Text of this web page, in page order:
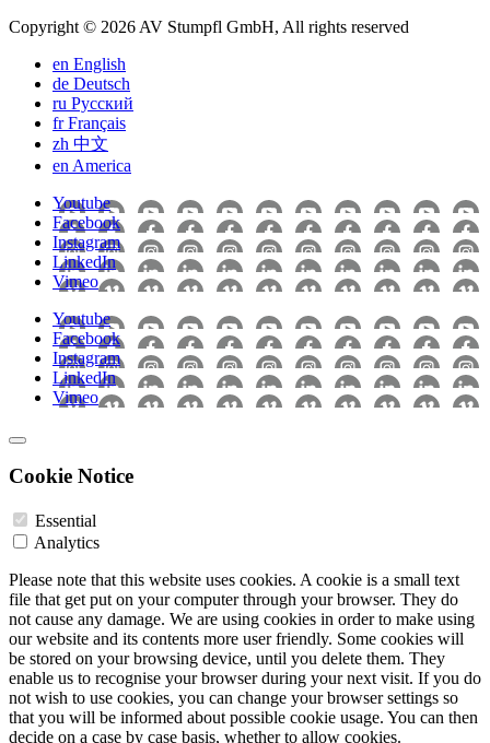
Copyright © 2026 AV Stumpfl GmbH, All rights reserved
en English
de Deutsch
ru Pусский
frFrançais
zh 中文
en America
Youtube
Facebook
Instagram
LinkedIn
Vimeo
Youtube
Facebook
Instagram
LinkedIn
Vimeo
Cookie Notice
Essential
Analytics
Please note that this website uses cookies. A cookie is a small text
file that get put on your computer through your browser. They do
not cause any damage. We are using cookies in order to make using
our website and its contents more user friendly. Some cookies will
be stored on your browsing device, until you delete them. They
enable us to recognise your browser during your next visit. If you do
not wish to use cookies, you can change your browser settings so
that you will be informed about possible cookie usage. You can then
decide on a case by case basis, whether to allow cookies.